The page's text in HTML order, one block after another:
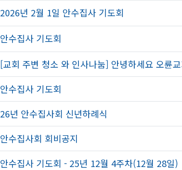
2026년 2월 1일 안수집사 기도회
안수집사 기도회
[교회 주변 청소 와 인사나눔] 안녕하세요 오륜
안수집사 기도회
26년 안수집사회 신년하례식
안수집사회 회비공지
안수집사 기도회 - 25년 12월 4주차(12월 28일)